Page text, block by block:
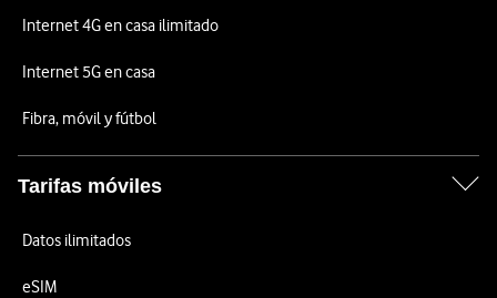
Internet 4G en casa ilimitado
Internet 5G en casa
Fibra, móvil y fútbol
Tarifas móviles
Datos ilimitados
eSIM